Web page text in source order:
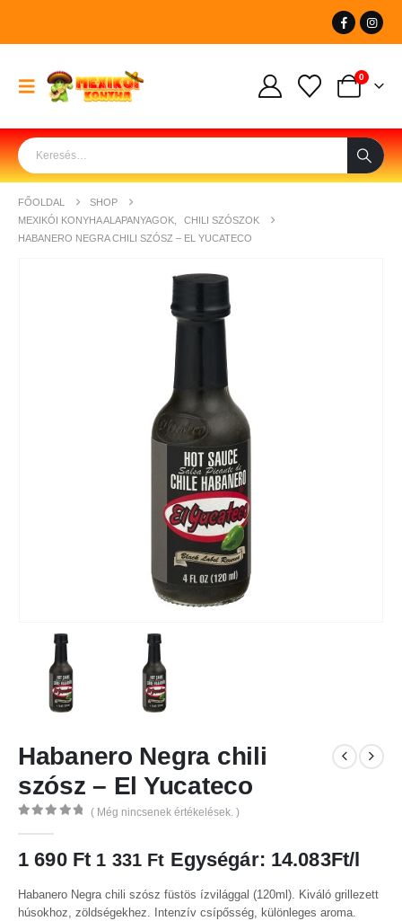
0
FŐOLDAL
SHOP
MEXIKÓI KONYHA ALAPANYAGOK
CHILI SZÓSZOK
HABANERO NEGRA CHILI SZÓSZ – EL YUCATECO
Habanero Negra chili
szósz – El Yucateco
( Még nincsenek értékelések. )
1 690 Ft 1 331 Ft Egységár: 14.083Ft/l
Habanero Negra chili szósz füstös ízvilággal (120ml). Kiváló grillezett
húsokhoz, zöldségekhez. Intenzív csípősség, különleges aroma.